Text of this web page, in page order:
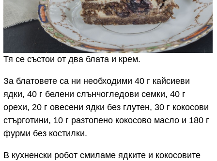
Тя се състои от два блата и крем.
За блатовете са ни необходими 40 г кайсиеви
ядки, 40 г белени слънчогледови семки, 40 г
орехи, 20 г овесени ядки без глутен, 30 г кокосови
стърготини, 10 г разтопено кокосово масло и 180 г
фурми без костилки.
В кухненски робот смиламе ядките и кокосовите